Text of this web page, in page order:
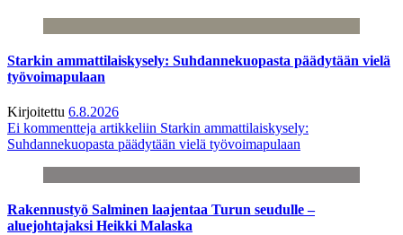
Starkin ammattilaiskysely: Suhdannekuopasta päädytään vielä
työvoimapulaan
Kirjoitettu 6.8.2026
Ei kommentteja artikkeliin Starkin ammattilaiskysely:
Suhdannekuopasta päädytään vielä työvoimapulaan
Rakennustyö Salminen laajentaa Turun seudulle –
aluejohtajaksi Heikki Malaska